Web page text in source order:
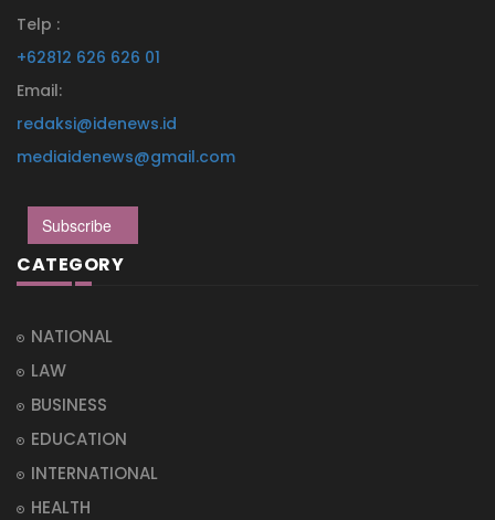
Telp :
+62812 626 626 01
Email:
redaksi@idenews.id
mediaidenews@gmail.com
Subscribe
CATEGORY
NATIONAL
LAW
BUSINESS
EDUCATION
INTERNATIONAL
HEALTH